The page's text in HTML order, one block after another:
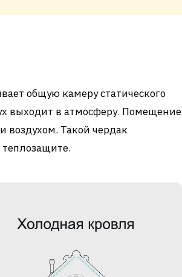
общую камеру статического
выходит в атмосферу. Помещение
воздухом. Такой чердак